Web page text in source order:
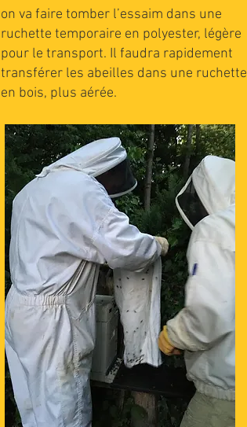
on va faire tomber l’essaim dans une
ruchette temporaire en polyester, légère
pour le transport. Il faudra rapidement
transférer les abeilles dans une ruchette
en bois, plus aérée.